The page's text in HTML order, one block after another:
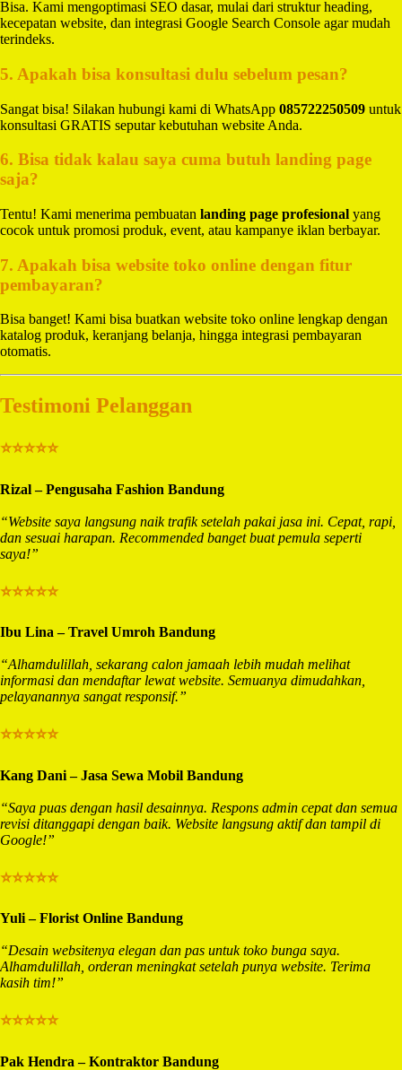
Bisa. Kami mengoptimasi SEO dasar, mulai dari struktur heading,
kecepatan website, dan integrasi Google Search Console agar mudah
terindeks.
5. Apakah bisa konsultasi dulu sebelum pesan?
Sangat bisa! Silakan hubungi kami di WhatsApp 085722250509 untuk
konsultasi GRATIS seputar kebutuhan website Anda.
6. Bisa tidak kalau saya cuma butuh landing page
saja?
Tentu! Kami menerima pembuatan landing page profesional yang
cocok untuk promosi produk, event, atau kampanye iklan berbayar.
7. Apakah bisa website toko online dengan fitur
pembayaran?
Bisa banget! Kami bisa buatkan website toko online lengkap dengan
katalog produk, keranjang belanja, hingga integrasi pembayaran
otomatis.
Testimoni Pelanggan
⭐⭐⭐⭐⭐
Rizal – Pengusaha Fashion Bandung
“Website saya langsung naik trafik setelah pakai jasa ini. Cepat, rapi,
dan sesuai harapan. Recommended banget buat pemula seperti
saya!”
⭐⭐⭐⭐⭐
Ibu Lina – Travel Umroh Bandung
“Alhamdulillah, sekarang calon jamaah lebih mudah melihat
informasi dan mendaftar lewat website. Semuanya dimudahkan,
pelayanannya sangat responsif.”
⭐⭐⭐⭐⭐
Kang Dani – Jasa Sewa Mobil Bandung
“Saya puas dengan hasil desainnya. Respons admin cepat dan semua
revisi ditanggapi dengan baik. Website langsung aktif dan tampil di
Google!”
⭐⭐⭐⭐⭐
Yuli – Florist Online Bandung
“Desain websitenya elegan dan pas untuk toko bunga saya.
Alhamdulillah, orderan meningkat setelah punya website. Terima
kasih tim!”
⭐⭐⭐⭐⭐
Pak Hendra – Kontraktor Bandung